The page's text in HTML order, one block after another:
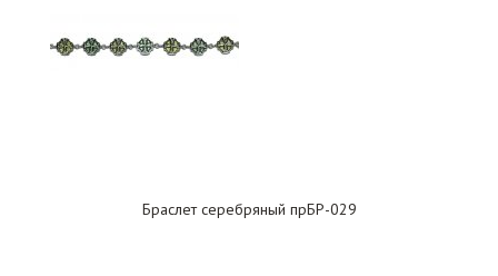
Браслет серебряный прБР-029